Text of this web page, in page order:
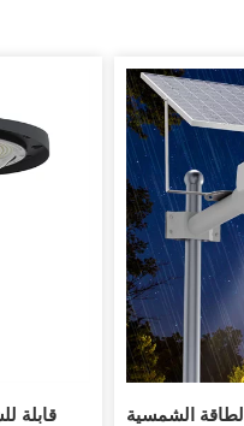
الطاقة الشمسية CE المورد مصنع LED